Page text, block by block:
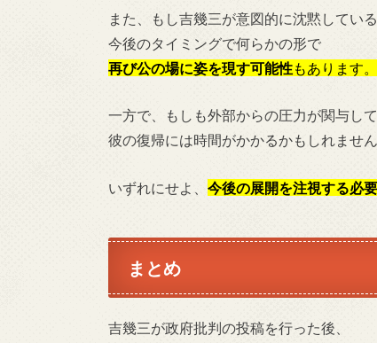
また、もし吉幾三が意図的に沈黙している
今後のタイミングで何らかの形で
再び公の場に姿を現す可能性もあります。
一方で、もしも外部からの圧力が関与して
彼の復帰には時間がかかるかもしれません
いずれにせよ、 今後の展開を注視する必
まとめ
吉幾三が政府批判の投稿を行った後、